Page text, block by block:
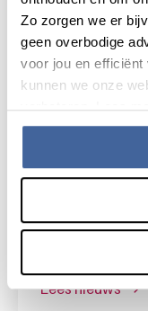
Zo zorgen we er
geen overbodige
voor jou en
kunnen we onze
verbeteren. Lees
Innovatief
Sanquin
1 april
lees nieuws